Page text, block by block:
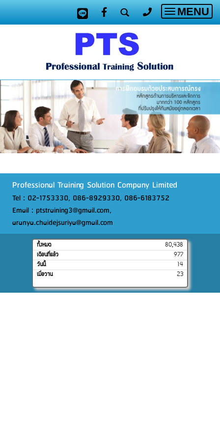
Toggle
MENU
Professional Training Solution Company Limited
Tel : 02-1753330, 086-8929330, 086-6183752
Email : ptstraining3@gmail.com,
aranya.chaidejsuriya@gmail.com
ทั้งหมด
80,438
เดือนที่แล้ว
977
วันนี้
14
เมื่อวาน
23